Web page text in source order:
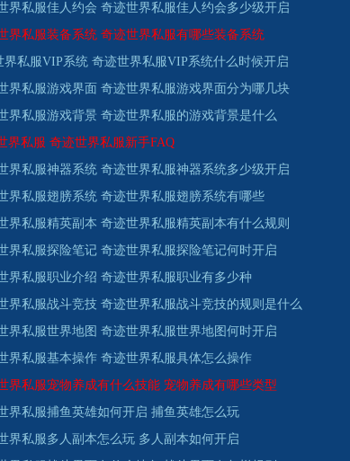
界私服佳人约会 奇迹世界私服佳人约会多少级开启
界私服装备系统 奇迹世界私服有哪些装备系统
私服VIP系统 奇迹世界私服VIP系统什么时候开启
界私服游戏界面 奇迹世界私服游戏界面分为哪几块
界私服游戏背景 奇迹世界私服的游戏背景是什么
界私服 奇迹世界私服新手FAQ
界私服神器系统 奇迹世界私服神器系统多少级开启
界私服翅膀系统 奇迹世界私服翅膀系统有哪些
界私服精英副本 奇迹世界私服精英副本有什么规则
界私服探险笔记 奇迹世界私服探险笔记何时开启
界私服职业介绍 奇迹世界私服职业有多少种
界私服战斗竞技 奇迹世界私服战斗竞技的规则是什么
界私服世界地图 奇迹世界私服世界地图何时开启
界私服基本操作 奇迹世界私服具体怎么操作
界私服宠物养成有什么技能 宠物养成有哪些类型
界私服捕鱼英雄如何开启 捕鱼英雄怎么玩
界私服多人副本怎么玩 多人副本如何开启